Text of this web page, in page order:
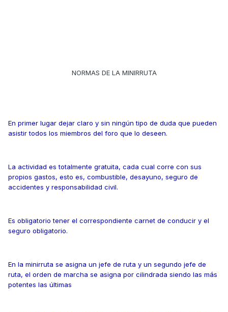
NORMAS DE LA MINIRRUTA
En primer lugar dejar claro y sin ningún tipo de duda que pueden
asistir todos los miembros del foro que lo deseen.
La actividad es totalmente gratuita, cada cual corre con sus
propios gastos, esto es, combustible, desayuno, seguro de
accidentes y responsabilidad civil.
Es obligatorio tener el correspondiente carnet de conducir y el
seguro obligatorio.
En la minirruta se asigna un jefe de ruta y un segundo jefe de
ruta, el orden de marcha se asigna por cilindrada siendo las más
potentes las últimas